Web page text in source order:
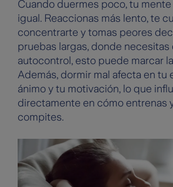
Cuando duermes poco, tu
igual. Reaccionas más lento, te
concentrarte y tomas peores
pruebas largas, donde necesitas
autocontrol, esto puede marcar
Además, dormir mal afecta en tu
ánimo y tu motivación, lo que
directamente en cómo entrenas
compites.